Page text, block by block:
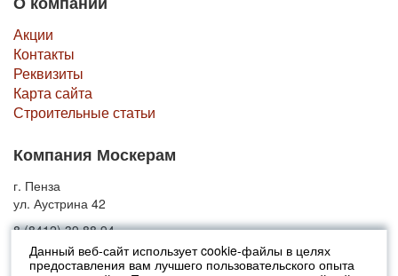
Данный веб-сайт использует cookie-файлы в целях
предоставления вам лучшего пользовательского опыта
Акции
Контакты
Реквизиты
Карта сайта
Строительные статьи
Компания Москерам
г. Пенза
ул. Аустрина 42
8 (8412) 39 88 94
© 2010-2026 Москерам